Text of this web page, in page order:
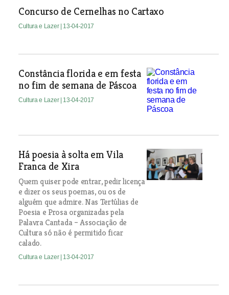
Concurso de Cernelhas no Cartaxo
Cultura e Lazer | 13-04-2017
Constância florida e em festa
no fim de semana de Páscoa
Cultura e Lazer | 13-04-2017
Há poesia à solta em Vila
Franca de Xira
Quem quiser pode entrar, pedir licença
e dizer os seus poemas, ou os de
alguém que admire. Nas Tertúlias de
Poesia e Prosa organizadas pela
Palavra Cantada – Associação de
Cultura só não é permitido ficar
calado.
Cultura e Lazer | 13-04-2017